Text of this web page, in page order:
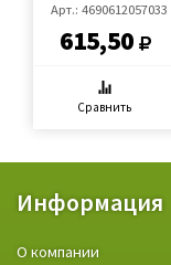
Арт.: 4690612057033
615,50
Сравнить
Информация
О компании